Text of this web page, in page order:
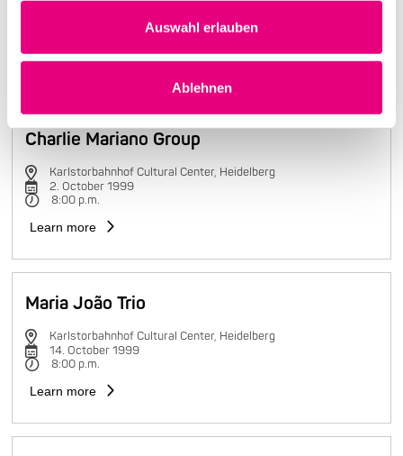
Auswahl erlauben
Ablehnen
Learn more
Charlie Mariano Group
Karlstorbahnhof Cultural Center, Heidelberg
2. October 1999
8:00 p.m.
Learn more
Maria João Trio
Karlstorbahnhof Cultural Center, Heidelberg
14. October 1999
8:00 p.m.
Learn more